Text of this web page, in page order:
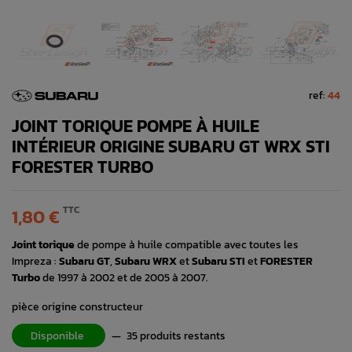
ref:44
JOINT TORIQUE POMPE À HUILE
INTÉRIEUR ORIGINE SUBARU GT WRX STI
FORESTER TURBO
1,80 € TTC
Joint toriquede pompe à huile compatible avec toutes les
Impreza :Subaru GT,Subaru WRXetSubaru STIetFORESTER
Turbode 1997 à 2002 et de 2005 à 2007.
pièce origine constructeur
Disponible
— 35 produits restants